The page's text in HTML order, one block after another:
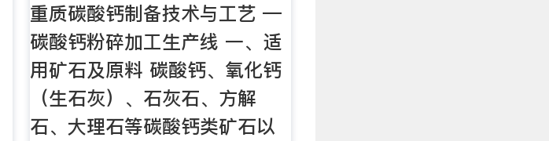
重质碳酸钙制备技术与工艺 —
碳酸钙粉碎加工生产线 一、适
用矿石及原料 碳酸钙、氧化钙
（生石灰）、石灰石、方解
石、大理石等碳酸钙类矿石以